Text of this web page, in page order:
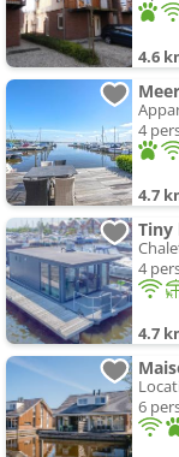
4.6
4
4.7
Tiny
4
4.7
6